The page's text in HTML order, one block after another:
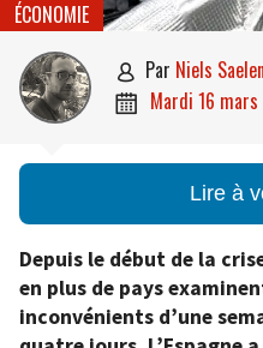
ÉCONOMIE
 par Niels
 mardi 16
Lire à
Depuis le début de la
en plus de pays
inconvénients d’une